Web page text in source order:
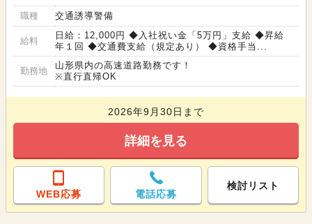
職種 交通誘導警備
給料
日給：12,000円 ◆入社祝い金「5万円」支給 ◆昇給
年１回 ◆交通費支給（規定あり） ◆資格手当...
勤務地
山形県内の高速道路勤務です！
※直行直帰OK
2026年9月30日まで
詳細を見る
WEB応募 電話応募
検討リスト